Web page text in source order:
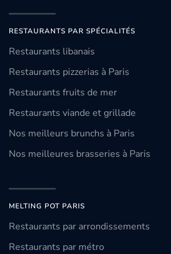
RESTAURANTS PAR SPÉCIALITÉS
Restaurants libanais
Restaurants pizzerias à Paris
Restaurants fruits de mer
Restaurants viande et grillade
Nos meilleurs brunchs à Paris
Nos meilleures brasseries à Paris
MELTING POT PARIS
Restaurants par arrondissements
Restaurants par métro